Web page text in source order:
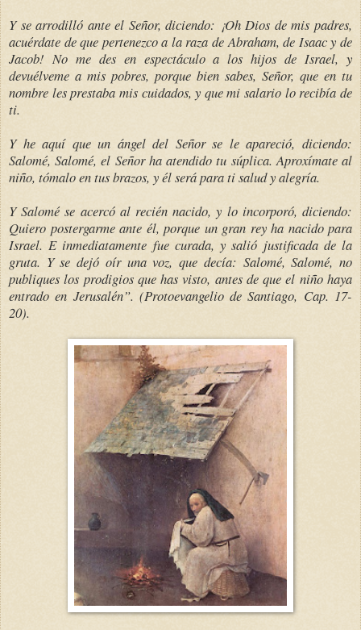
Y se arrodilló ante el Señor, diciendo: ¡Oh Dios de mis padres,
acuérdate de que pertenezco a la raza de Abraham, de Isaac y de
Jacob! No me des en espectáculo a los hijos de Israel, y
devuélveme a mis pobres, porque bien sabes, Señor, que en tu
nombre les prestaba mis cuidados, y que mi salario lo recibía de
ti.
Y he aquí que un ángel del Señor se le apareció, diciendo:
Salomé, Salomé, el Señor ha atendido tu súplica. Aproxímate al
niño, tómalo en tus brazos, y él será para ti salud y alegría.
Y Salomé se acercó al recién nacido, y lo incorporó, diciendo:
Quiero postergarme ante él, porque un gran rey ha nacido para
Israel. E inmediatamente fue curada, y salió justificada de la
gruta. Y se dejó oír una voz, que decía: Salomé, Salomé, no
publiques los prodigios que has visto, antes de que el niño haya
entrado en Jerusalén”. (Protoevangelio de Santiago, Cap. 17-
20).